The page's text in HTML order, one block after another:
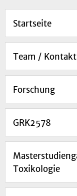
Startseite
Team / Kontakt
Forschung
GRK2578
Toxikologie